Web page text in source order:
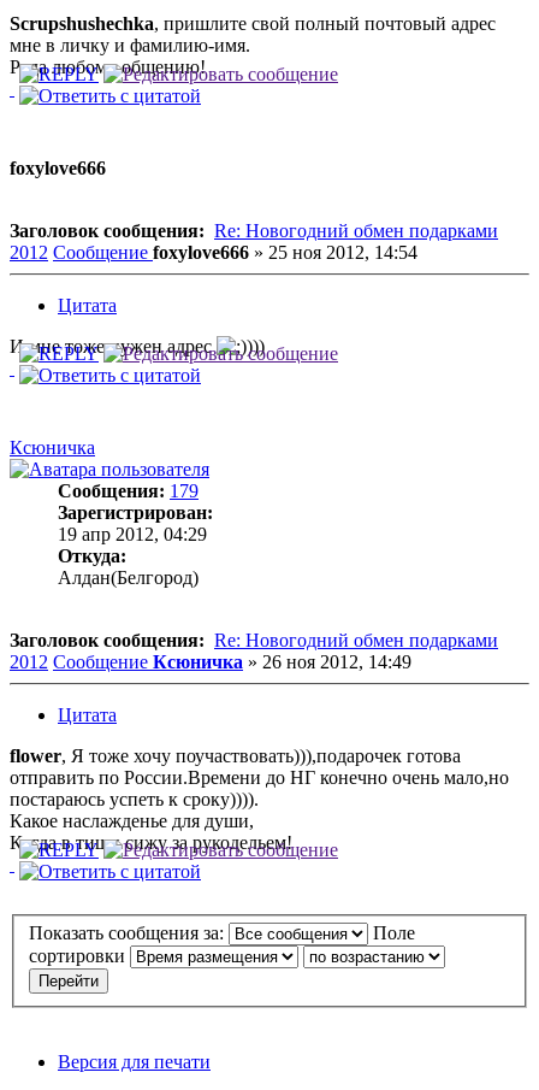
Scrupshushechka, пришлите свой полный почтовый адрес
мне в личку и фамилию-имя.
Рада любому общению!
foxylove666
Заголовок сообщения: Re: Новогодний обмен подарками
2012 Сообщение foxylove666 » 25 ноя 2012, 14:54
Цитата
И мне тоже нужен адрес
)))
Ксюничка
Сообщения: 179
Зарегистрирован:
19 апр 2012, 04:29
Откуда:
Алдан(Белгород)
Заголовок сообщения: Re: Новогодний обмен подарками
2012 Сообщение Ксюничка » 26 ноя 2012, 14:49
Цитата
flower, Я тоже хочу поучаствовать))),подарочек готова
отправить по России.Времени до НГ конечно очень мало,но
постараюсь успеть к сроку)))).
Какое наслажденье для души,
Когда в тиши сижу за рукодельем!
Показать сообщения за:
Поле
сортировки
Версия для печати